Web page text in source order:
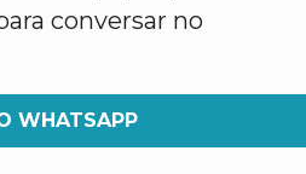
conversar no
WHATSAPP